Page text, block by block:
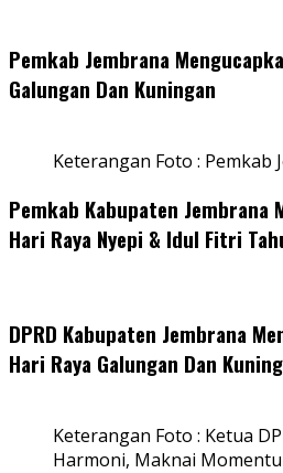
Pemkab Jembrana
Galungan Dan Kuningan
Keterangan Foto : Pemkab
Pemkab Kabupaten Jembrana
Hari Raya Nyepi & Idul Fitri
DPRD Kabupaten Jembrana
Hari Raya Galungan Dan
Keterangan Foto : Ketua
Harmoni, Maknai